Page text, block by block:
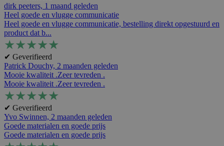
dirk peeters, 1 maand geleden
Heel goede en vlugge communicatie
Heel goede en vlugge communicatie, bestelling direkt opgestuurd en
product dat b...
★★★★★
✔ Geverifieerd
Patrick Douchy, 2 maanden geleden
Mooie kwaliteit .Zeer tevreden .
Mooie kwaliteit .Zeer tevreden .
★★★★★
✔ Geverifieerd
Yvo Swinnen, 2 maanden geleden
Goede materialen en goede prijs
Goede materialen en goede prijs